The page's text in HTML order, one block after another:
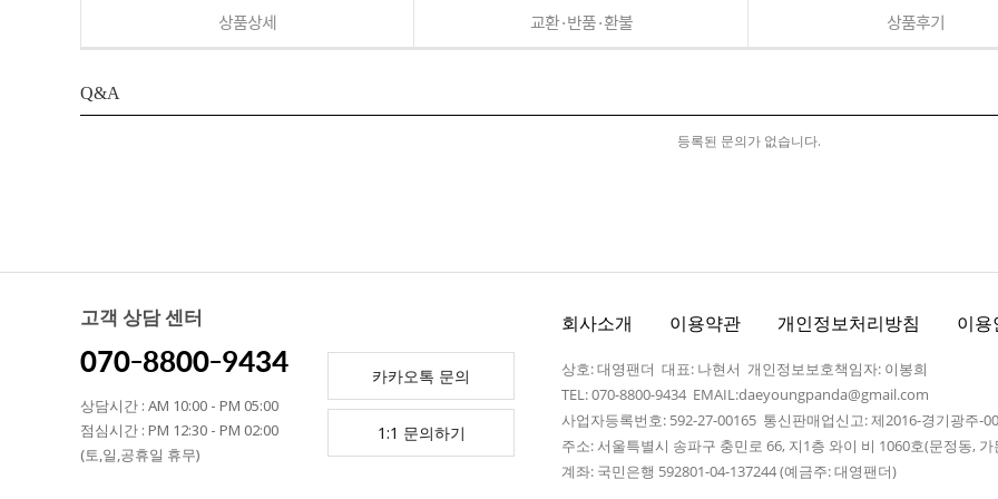
상품상세 교환·반품·환불 상품후기
Q&A
등록된 문의가 없습니다.
고객 상담 센터
070-8800-9434
상담시간 : AM 10:00 - PM 05:00
점심시간 : PM 12:30 - PM 02:00
(토,일,공휴일 휴무)
카카오톡 문의
1:1 문의하기
회사소개 이용약관 개인정보처리방침 이용
상호: 대영팬더 대표: 나현서 개인정보보호책임자: 이봉희
TEL: 070-8800-9434 EMAIL:daeyoungpanda@gmail.com
사업자등록번호: 592-27-00165 통신판매업신고: 제2016-경기광주-
주소: 서울특별시 송파구 충민로 66, 지1층 와이 비 1060호(문정동,
계좌: 국민은행 592801-04-137244 (예금주: 대영팬더)